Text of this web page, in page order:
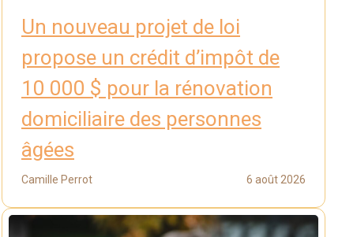
Un nouveau projet de loi
propose un crédit d’impôt de
10 000 $ pour la rénovation
domiciliaire des personnes
âgées
Camille Perrot 6 août 2026